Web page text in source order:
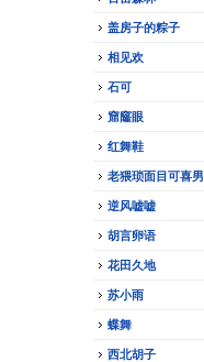
盖房子的粽子
相见欢
石可
窟窿眼
红舞鞋
老猥琐面目可喜男
逆风嘘嘘
胡言卵语
花田久地
苏小雨
蝶舞
西北胡子